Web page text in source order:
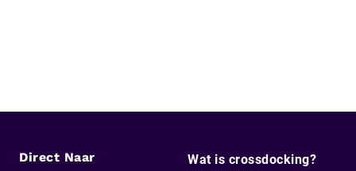
Direct Naar
Wat is crossdocking?